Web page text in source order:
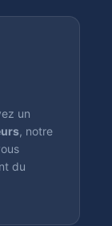
un
, notre
du